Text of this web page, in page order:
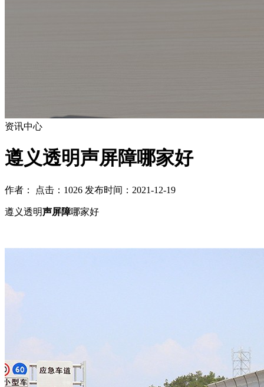
资讯中心
遵义透明声屏障哪家好
作者： 点击：1026 发布时间：2021-12-19
遵义透明声屏障哪家好